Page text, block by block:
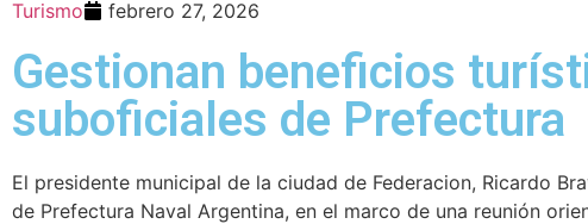
Turismo febrero 27, 2026
Gestionan beneficios
suboficiales de Prefectura
El presidente municipal de la ciudad de Federacion, Ricardo
de Prefectura Naval Argentina, en el marco de una reunión